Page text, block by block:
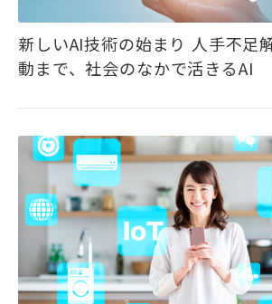
新しいAI技術の始まり ――人手不足
動まで、社会のなかで活きるAI――